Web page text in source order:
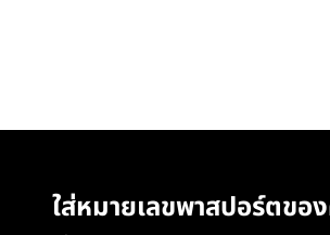
ใส่หมายเลขพาสปอร์ตข